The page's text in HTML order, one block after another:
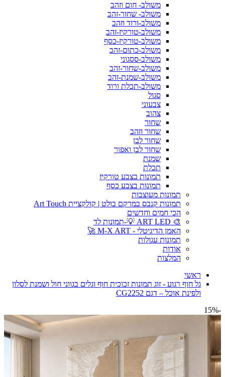
משולב- חום וזהב
משולב- שחור-זהב
משולב-ורוד וזהב
משולב-טורקיז-זהב
משולב-טורקיז-כסף
משולב-כתום-זהב
משולב-ססגוני
משולב-שחור-זהב
משולב-שמנת-זהב
משולב-תכלת ורוד
סגול
צבעוני
צהוב
שחור
שחור וזהב
שחור לבן
שחור לבן ואפור
שמנת
תכלת
תמונות בצבע טורקיז
תמונות בצבע כסף
תמונות מעוצבות
תמונות קנבס במרקם בולט | קולקציית Art Touch
הכי חמים וחדשים
🎨 ART LED 💡-תמונות לד
האמן הדיגיטלי - M-X ART 🚀
תמונות עגולות
אודות
המלצות
ראשי
גל חוף רגוע - זוג תמונות זכוכית חוף וגלים בגווני חול ושמנת לסלון
ולפינת אוכל – דגם CG2252
-15%